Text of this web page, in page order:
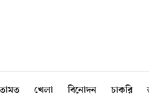
খেলা বিনোদন চাকরি